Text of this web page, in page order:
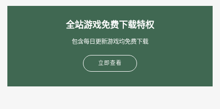
全站游戏免费下载特权
包含每日更新游戏均免费下载
立即查看